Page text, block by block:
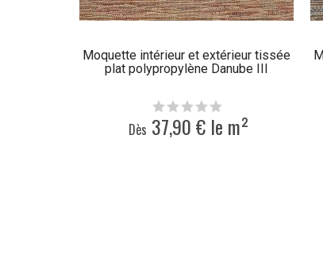
Moquette intérieur et extérieur tissée
plat polypropylène Danube III
Dès 37,90 € le m²